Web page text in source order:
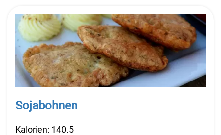
Sojabohnen
Kalorien: 140.5